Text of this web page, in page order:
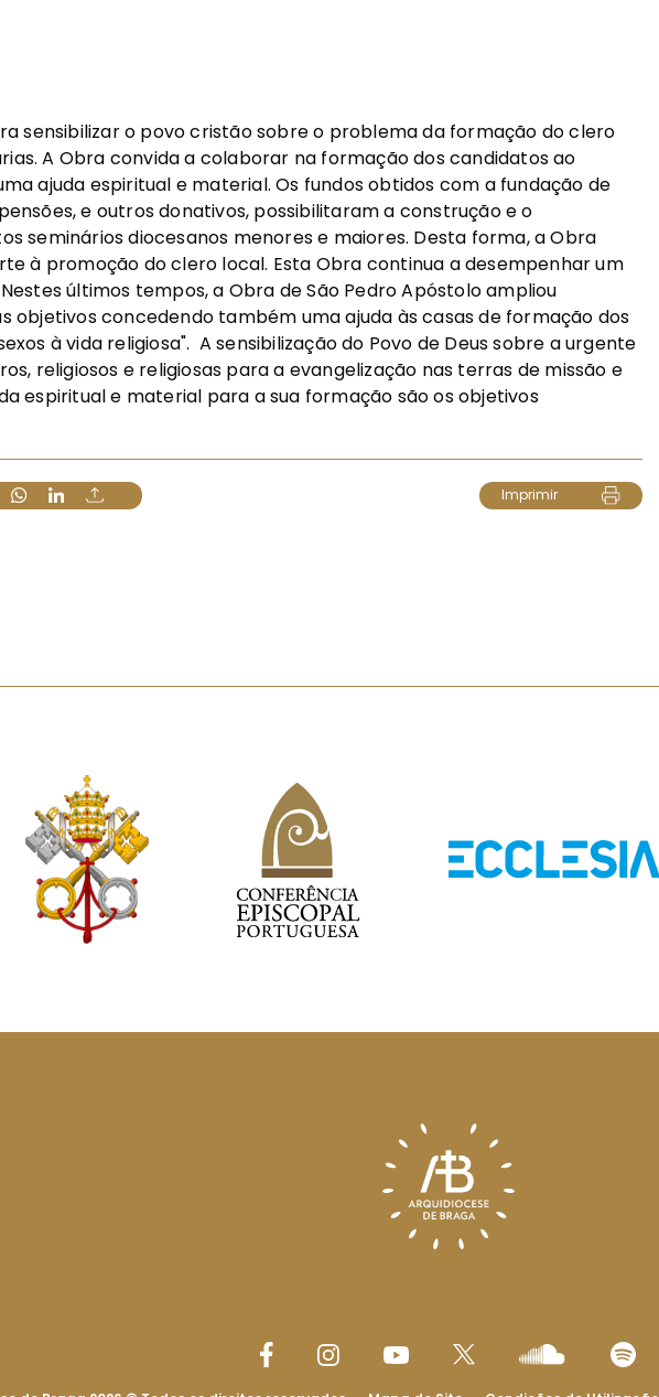
sensibilizar o povo cristão sobre o problema da formação do clero
A Obra convida a colaborar na formação dos candidatos ao
ajuda espiritual e material. Os fundos obtidos com a fundação de
e outros donativos, possibilitaram a construção e o
seminários diocesanos menores e maiores. Desta forma, a Obra
à promoção do clero local. Esta Obra continua a desempenhar um
últimos tempos, a Obra de São Pedro Apóstolo ampliou
objetivos concedendo também uma ajuda às casas de formação dos
à vida religiosa". A sensibilização do Povo de Deus sobre a urgente
religiosos e religiosas para a evangelização nas terras de missão e
espiritual e material para a sua formação são os objetivos
Imprimir